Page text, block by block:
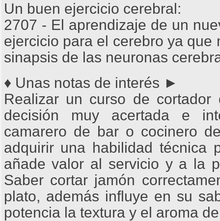
Un buen ejercicio cerebral:
2707 - El aprendizaje de un
ejercicio para el cerebro ya que
sinapsis de las neuronas
♦ Unas notas de interés ►
Realizar un curso de
decisión muy acertada e
camarero de bar o cocinero
adquirir una habilidad técnica
añade valor al servicio y a la
Saber cortar jamón
plato, además influye en su
potencia la textura y el aroma